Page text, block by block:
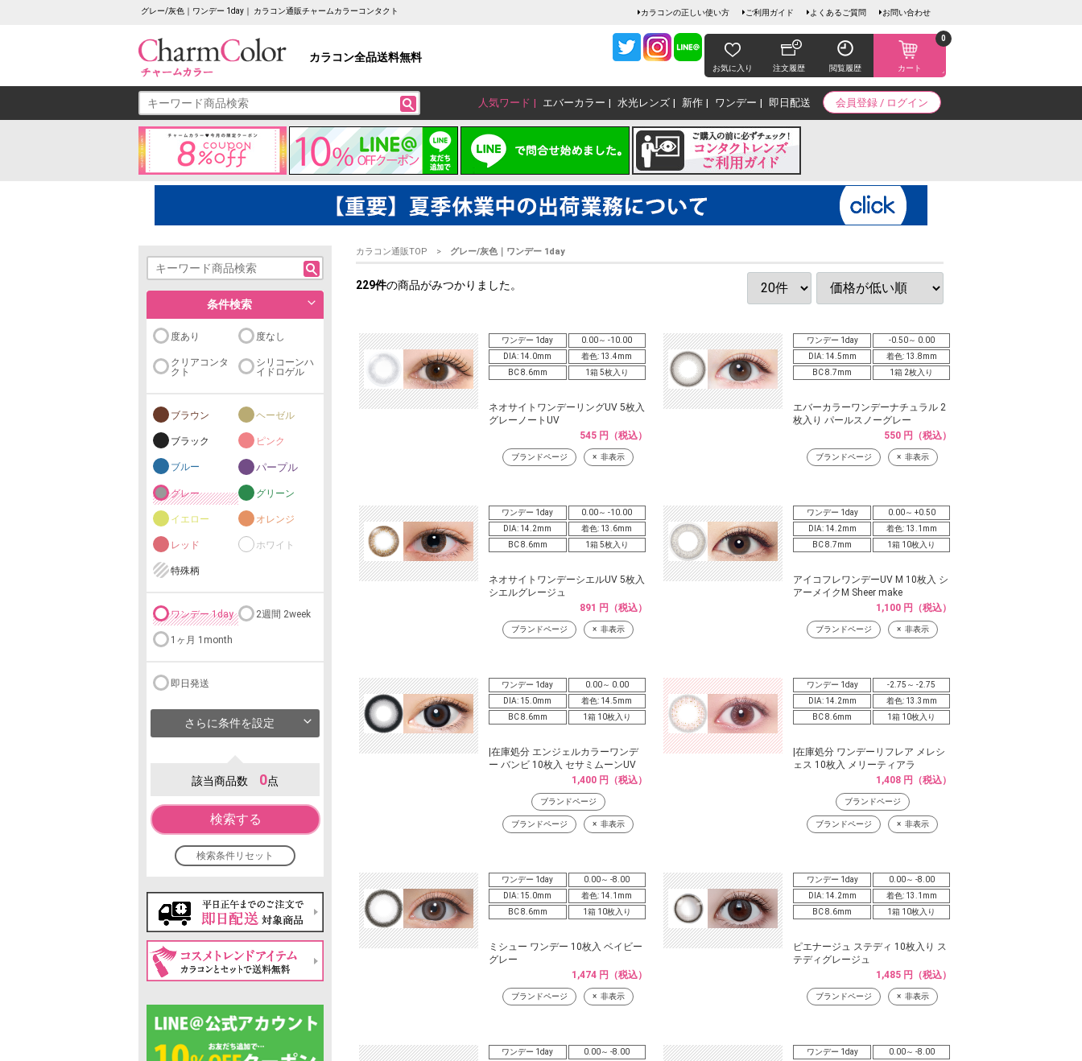
グレー/灰色｜ワンデー 1day｜ カラコン通販チャームカラーコンタクト カラコンの正しい使い方 ご利用ガイド よくあるご質問 お問い合わせ
カラコン全品送料無料
お気に入り 注文履歴 閲覧履歴 カート
0
会員登録 / ログイン
人気ワード エバーカラー 水光レンズ 新作 ワンデー 即日配送
条件検索
度あり 度なし
クリアコンタ
クト
シリコーンハ
イドロゲル
ブラウン ヘーゼル
ブラック ピンク
ブルー パープル
グレー グリーン
イエロー オレンジ
レッド ホワイト
特殊柄
ワンデー 1day 2週間 2week
1ヶ月 1month
即日発送
さらに条件を設定
該当商品数 0点
検索する
検索条件リセット
カラコン通販TOP グレー/灰色 ｜ ワンデー 1day
229件の商品がみつかりました。
ワンデー 1day
0.00～ -10.00
DIA: 14.0mm
着色: 13.4mm
BC 8.6mm
1箱 5枚入り
ネオサイトワンデーリングUV 5枚入
グレーノートUV
545 円（税込）
ブランドページ 非表示
ワンデー 1day
-0.50～ 0.00
DIA: 14.5mm
着色: 13.8mm
BC 8.7mm
1箱 2枚入り
エバーカラーワンデーナチュラル 2
枚入り パールスノーグレー
550 円（税込）
ブランドページ 非表示
ワンデー 1day
0.00～ -10.00
DIA: 14.2mm
着色: 13.6mm
BC 8.6mm
1箱 5枚入り
ネオサイトワンデーシエルUV 5枚入
シエルグレージュ
891 円（税込）
ブランドページ 非表示
ワンデー 1day
0.00～ +0.50
DIA: 14.2mm
着色: 13.1mm
BC 8.7mm
1箱 10枚入り
アイコフレワンデーUV M 10枚入 シ
アーメイクM Sheer make
1,100 円（税込）
ブランドページ 非表示
ワンデー 1day
0.00～ 0.00
DIA: 15.0mm
着色: 14.5mm
BC 8.6mm
1箱 10枚入り
|在庫処分 エンジェルカラーワンデ
ー バンビ 10枚入 セサミムーンUV
1,400 円（税込）
ブランドページ
ブランドページ 非表示
ワンデー 1day
-2.75～ -2.75
DIA: 14.2mm
着色: 13.3mm
BC 8.6mm
1箱 10枚入り
|在庫処分 ワンデーリフレア メレシ
ェス 10枚入 メリーティアラ
1,408 円（税込）
ブランドページ
ブランドページ 非表示
ワンデー 1day
0.00～ -8.00
DIA: 15.0mm
着色: 14.1mm
BC 8.6mm
1箱 10枚入り
ミシュー ワンデー 10枚入 ベイビー
グレー
1,474 円（税込）
ブランドページ 非表示
ワンデー 1day
0.00～ -8.00
DIA: 14.2mm
着色: 13.1mm
BC 8.6mm
1箱 10枚入り
ピエナージュ ステディ 10枚入り ス
テディグレージュ
1,485 円（税込）
ブランドページ 非表示
ワンデー 1day
0.00～ -8.00
ワンデー 1day
0.00～ -8.00